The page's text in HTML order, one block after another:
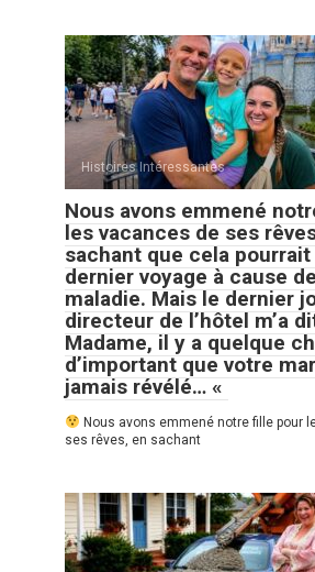
Histoires Intéressantes
Nous avons emmené
les vacances de ses
sachant que cela
dernier voyage à cause
maladie. Mais le dernier
directeur de l’hôtel m’a
Madame, il y a quelque
d’important que votre
jamais révélé… «
Nous avons emmené notre fille pour
ses rêves, en sachant